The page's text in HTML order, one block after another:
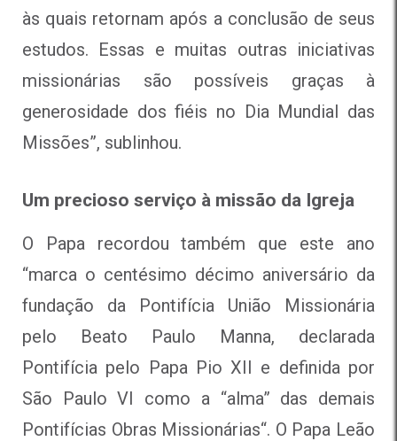
às quais retornam após a conclusão de seus
estudos. Essas e muitas outras iniciativas
missionárias são possíveis graças à
generosidade dos fiéis no Dia Mundial das
Missões”, sublinhou.
Um precioso serviço à missão da Igreja
O Papa recordou também que este ano
“marca o centésimo décimo aniversário da
fundação da Pontifícia União Missionária
pelo Beato Paulo Manna, declarada
Pontifícia pelo Papa Pio XII e definida por
São Paulo VI como a “alma” das demais
Pontifícias Obras Missionárias“. O Papa Leão